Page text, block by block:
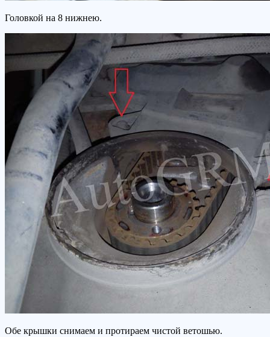
Головкой на 8 нижнею.
Обе крышки снимаем и протираем чистой ветошью.